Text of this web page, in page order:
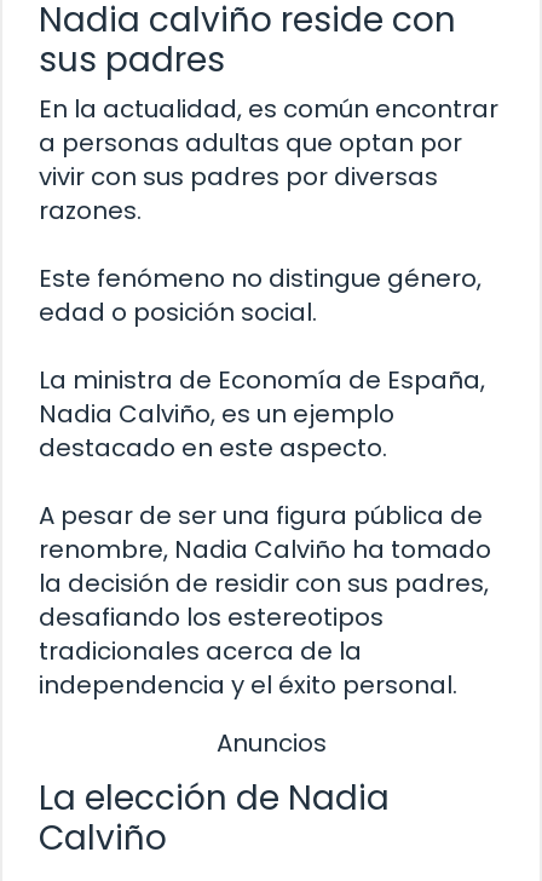
Nadia calviño reside con
sus padres
En la actualidad, es común encontrar
a personas adultas que optan por
vivir con sus padres por diversas
razones.
Este fenómeno no distingue género,
edad o posición social.
La ministra de Economía de España,
Nadia Calviño, es un ejemplo
destacado en este aspecto.
A pesar de ser una figura pública de
renombre, Nadia Calviño ha tomado
la decisión de residir con sus padres,
desafiando los estereotipos
tradicionales acerca de la
independencia y el éxito personal.
Anuncios
La elección de Nadia
Calviño